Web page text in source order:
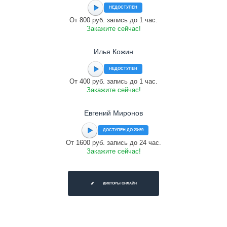
НЕДОСТУПЕН
От 800 руб. запись до 1 час.
Закажите сейчас!
Илья Кожин
НЕДОСТУПЕН
От 400 руб. запись до 1 час.
Закажите сейчас!
Евгений Миронов
ДОСТУПЕН ДО 23:59
От 1600 руб. запись до 24 час.
Закажите сейчас!
ДИКТОРЫ ОНЛАЙН